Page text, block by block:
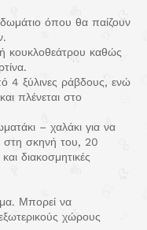
όπου θα παίζουν
κουκλοθεάτρου καθώς
4 ξύλινες ράβδους, ενώ
πλένεται στο
– χαλάκι για να
στη σκηνή του, 20
διακοσμητικές
Μπορεί να
χώρους